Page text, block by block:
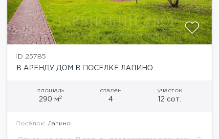
ID 25785
В АРЕНДУ ДОМ В ПОСЕЛКЕ ЛАПИНО
площадь
290 м2
спален
4
участок
12 сот.
Посёлок: Лапино